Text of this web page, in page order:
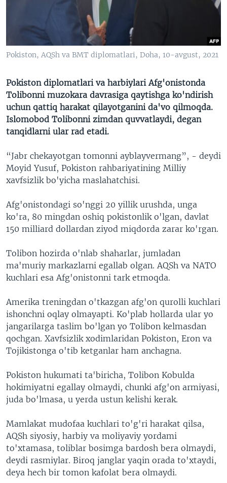
XABARLAR SURATLARDA
TELEGRAM
TWITTER
Pokiston, AQSh va BMT diplomatlari, Doha, 10-avgust, 2021
Pokiston diplomatlari va harbiylari Afg'onistonda
Tolibonni muzokara davrasiga qaytishga ko'ndirish
uchun qattiq harakat qilayotganini da'vo qilmoqda.
Islomobod Tolibonni zimdan quvvatlaydi, degan
tanqidlarni ular rad etadi.
“Jabr chekayotgan tomonni ayblayvermang”, - deydi
Moyid Yusuf, Pokiston rahbariyatining Milliy
xavfsizlik bo'yicha maslahatchisi.
Afg'onistondagi so'nggi 20 yillik urushda, unga
ko'ra, 80 mingdan oshiq pokistonlik o'lgan, davlat
150 milliard dollardan ziyod miqdorda zarar ko'rgan.
Tolibon hozirda o'nlab shaharlar, jumladan
ma'muriy markazlarni egallab olgan. AQSh va NATO
kuchlari esa Afg'onistonni tark etmoqda.
Amerika treningdan o'tkazgan afg'on qurolli kuchlari
ishonchni oqlay olmayapti. Ko'plab hollarda ular yo
jangarilarga taslim bo'lgan yo Tolibon kelmasdan
qochgan. Xavfsizlik xodimlaridan Pokiston, Eron va
Tojikistonga o'tib ketganlar ham anchagna.
Pokiston hukumati ta'biricha, Tolibon Kobulda
hokimiyatni egallay olmaydi, chunki afg'on armiyasi,
juda bo'lmasa, u yerda ustun kelishi kerak.
Mamlakat mudofaa kuchlari to'g'ri harakat qilsa,
AQSh siyosiy, harbiy va moliyaviy yordami
to'xtamasa, toliblar bosimga bardosh bera olmaydi,
deydi rasmiylar. Biroq janglar yaqin orada to'xtaydi,
deya hech bir tomon kafolat bera olmaydi.